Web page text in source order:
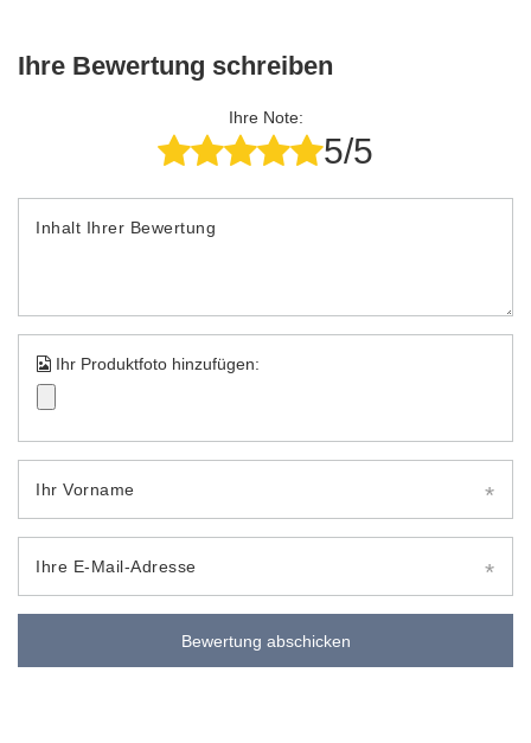
Ihre Bewertung schreiben
Ihre Note:
5/5
Inhalt Ihrer Bewertung
Ihr Produktfoto hinzufügen:
Ihr Vorname
Ihre E-Mail-Adresse
Bewertung abschicken